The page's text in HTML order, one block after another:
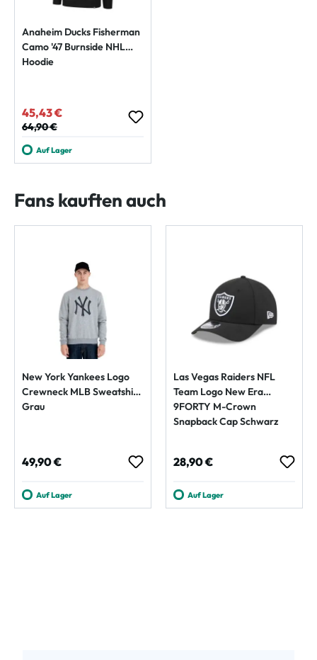
Anaheim Ducks Fisherman
Camo '47 Burnside NHL
Hoodie
Verkaufspreis:
45,43 €
Regulärer Preis:
64,90 €
Auf Lager
Fans kauften auch
New York Yankees Logo
Crewneck MLB Sweatshirt
Grau
Regulärer Preis:
49,90 €
Auf Lager
Las Vegas Raiders NFL
Team Logo New Era
9FORTY M-Crown
Snapback Cap Schwarz
Regulärer Preis:
28,90 €
Auf Lager